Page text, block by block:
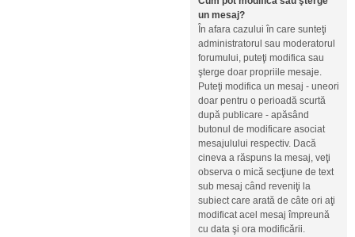
un mesaj?
În afara cazului în care sunteţi
administratorul sau moderatorul
forumului, puteţi modifica sau
şterge doar propriile mesaje.
Puteţi modifica un mesaj - uneori
doar pentru o perioadă scurtă
după publicare - apăsând
butonul de modificare asociat
mesajulului respectiv. Dacă
cineva a răspuns la mesaj, veţi
observa o mică secţiune de text
sub mesaj când reveniţi la
subiect care arată de câte ori aţi
modificat acel mesaj împreună
cu data şi ora modificării.